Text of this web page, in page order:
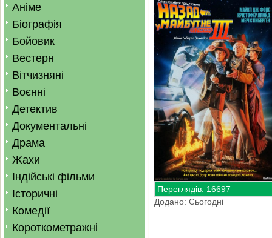
Аніме
Біографія
Бойовик
Вестерн
Вітчизняні
Воєнні
Детектив
Документальні
Драма
Жахи
Індійські фільми
Історичні
Комедії
Короткометражні
Переглядів: 16697
Додано: Сьогодні